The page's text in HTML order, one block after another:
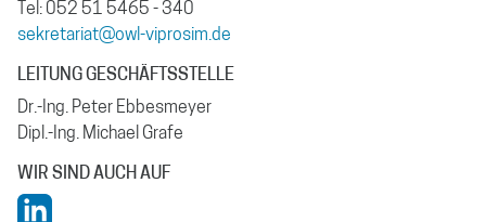
Tel: 052 51 5465 - 340
sekretariat@owl-viprosim.de
LEITUNG GESCHÄFTSSTELLE
Dr.-Ing. Peter Ebbesmeyer
Dipl.-Ing. Michael Grafe
WIR SIND AUCH AUF